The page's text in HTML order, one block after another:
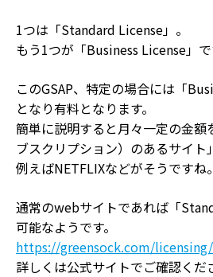
1つは「Standard License」。
もう1つが「Business License」で
このGSAP、特定の場合には「
となり有料となります。
簡単に説明すると月々一定の金額
ブスクリプション）のあるサイト
例えばNETFLIXなどがそうですね。
通常のwebサイトであれば「
可能なようです。
https://greensock.com/licensing/
詳しくは公式サイトでご確認くだ